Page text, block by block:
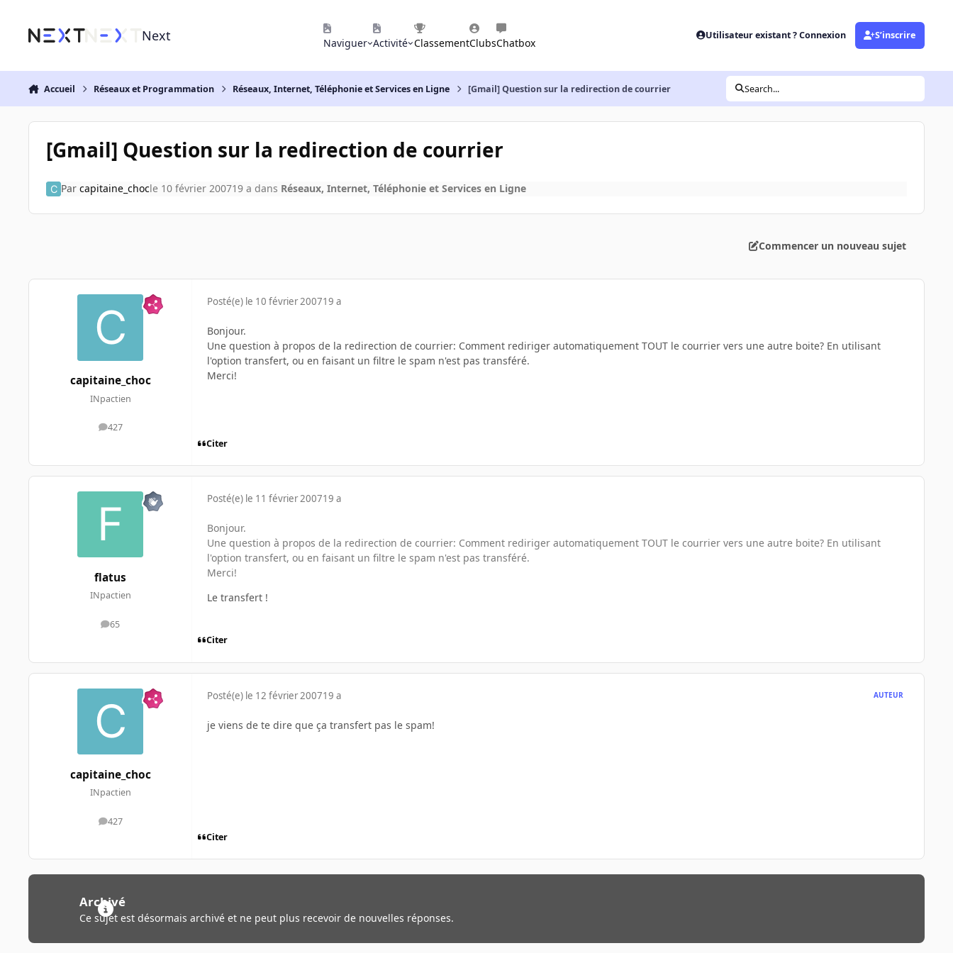
Next Naviguer Activité ClassementClubsChatbox
Utilisateur existant ? Connexion S’inscrire
Accueil Réseaux et Programmation Réseaux, Internet, Téléphonie et Services en Ligne [Gmail] Question sur la redirection de courrier Search...
[Gmail] Question sur la redirection de courrier
Par capitaine_chocle 10 février 200719 a dans Réseaux, Internet, Téléphonie et Services en Ligne
Commencer un nouveau sujet
capitaine_choc
INpactien
427
messages
Posté(e) le 10 février 200719 a
Bonjour.
Une question à propos de la redirection de courrier: Comment rediriger automatiquement TOUT le courrier vers une autre boite? En utilisant
l'option transfert, ou en faisant un filtre le spam n'est pas transféré.
Merci!
Citer
flatus
INpactien
65
messages
Posté(e) le 11 février 200719 a
Bonjour.
Une question à propos de la redirection de courrier: Comment rediriger automatiquement TOUT le courrier vers une autre boite? En utilisant
l'option transfert, ou en faisant un filtre le spam n'est pas transféré.
Merci!
Le transfert !
Citer
capitaine_choc
INpactien
427
messages
Posté(e) le 12 février 200719 a AUTEUR
je viens de te dire que ça transfert pas le spam!
Citer
Archivé
Ce sujet est désormais archivé et ne peut plus recevoir de nouvelles réponses.